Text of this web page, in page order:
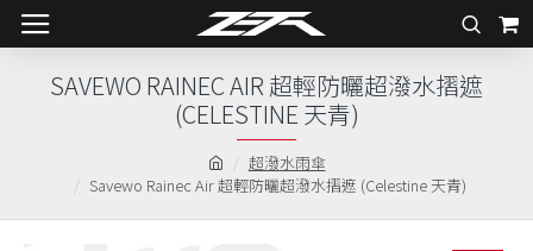
超潑水雨傘
Savewo Rainec Air 超輕防曬超潑水摺遮 (Celestine 天青)
SAVEWO RAINEC AIR 超輕防曬超潑水摺遮
(CELESTINE 天青)